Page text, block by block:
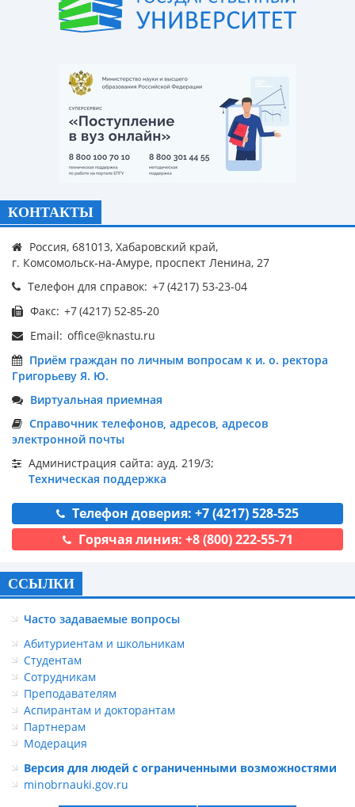
КОНТАКТЫ
Россия, 681013, Хабаровский край,
г. Комсомольск-на-Амуре, проспект Ленина, 27
Телефон для справок:
Факс:
Email:
Приём граждан по личным вопросам к и. о. ректора
Григорьеву Я. Ю.
Виртуальная приемная
Справочник телефонов, адресов, адресов
электронной почты
Администрация сайта: ауд. 219/3;
Техническая поддержка
Телефон доверия: +7 (4217) 528-525
Горячая линия: +8 (800) 222-55-71
ССЫЛКИ
Часто задаваемые вопросы
Абитуриентам и школьникам
Студентам
Сотрудникам
Преподавателям
Аспирантам и докторантам
Партнерам
Модерация
Версия для людей с ограниченными возможностями
minobrnauki.gov.ru